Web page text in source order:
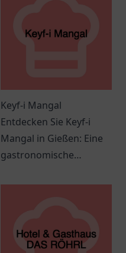
Keyf-i Mangal
Entdecken Sie Keyf-i
Mangal in Gießen: Eine
gastronomische
orientalischen
Atmosphäre!